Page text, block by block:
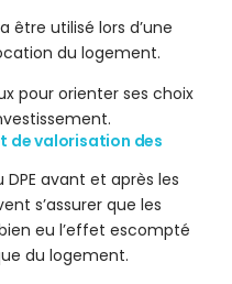
être utilisé lors d’une
du logement.
pour orienter ses choix
de valorisation des
avant et après les
s’assurer que les
eu l’effet escompté
du logement.